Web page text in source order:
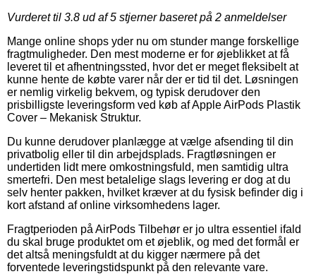
Vurderet til 3.8 ud af 5 stjerner baseret på 2 anmeldelser
Mange online shops yder nu om stunder mange forskellige
fragtmuligheder. Den mest moderne er for øjeblikket at få
leveret til et afhentningssted, hvor det er meget fleksibelt at
kunne hente de købte varer når der er tid til det. Løsningen
er nemlig virkelig bekvem, og typisk derudover den
prisbilligste leveringsform ved køb af Apple AirPods Plastik
Cover – Mekanisk Struktur.
Du kunne derudover planlægge at vælge afsending til din
privatbolig eller til din arbejdsplads. Fragtløsningen er
undertiden lidt mere omkostningsfuld, men samtidig ultra
smertefri. Den mest betalelige slags levering er dog at du
selv henter pakken, hvilket kræver at du fysisk befinder dig i
kort afstand af online virksomhedens lager.
Fragtperioden på AirPods Tilbehør er jo ultra essentiel ifald
du skal bruge produktet om et øjeblik, og med det formål er
det altså meningsfuldt at du kigger nærmere på det
forventede leveringstidspunkt på den relevante vare.